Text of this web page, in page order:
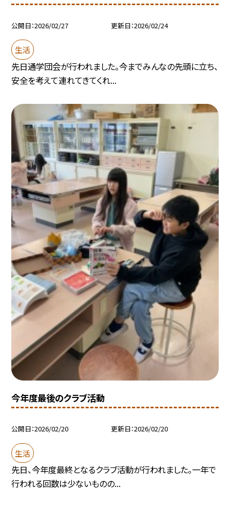
公開日 2026/02/27 更新日 2026/02/24
生活
先日通学団会が行われました。今までみんなの先頭に立ち、
安全を考えて連れてきてくれ...
今年度最後のクラブ活動
公開日 2026/02/20 更新日 2026/02/20
生活
先日、今年度最終となるクラブ活動が行われました。一年で
行われる回数は少ないものの...